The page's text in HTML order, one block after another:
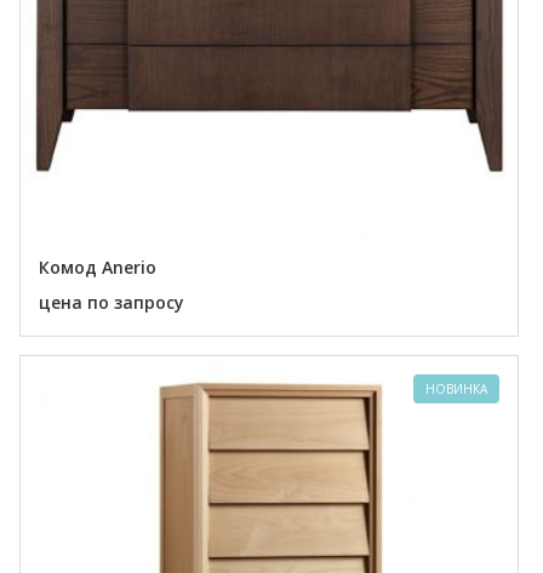
Комод Anerio
цена по запросу
НОВИНКА